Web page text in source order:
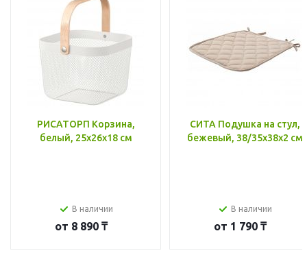
РИСАТОРП Корзина,
белый, 25x26x18 см
В наличии
от 8 890 ₸
СИТА Подушка на стул,
бежевый, 38/35x38x2 см
В наличии
от 1 790 ₸